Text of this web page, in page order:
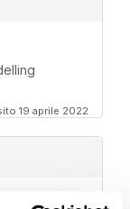
19 aprile 2022